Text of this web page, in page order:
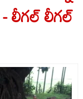
- లీగల్ లీగల్